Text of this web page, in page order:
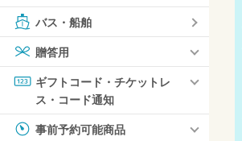
バス・船舶
贈答用
ギフトコード・チケットレ
ス・コード通知
事前予約可能商品